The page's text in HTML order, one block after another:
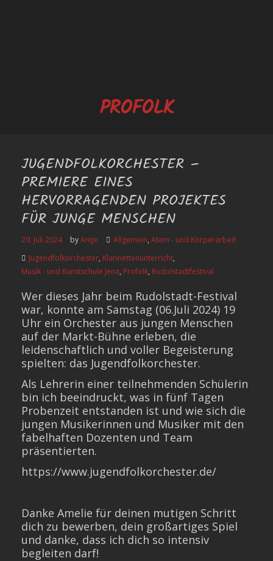
PROFOLK
JUGENDFOLKORCHESTER –
PREMIERE EINES
HERVORRAGENDEN PROJEKTES
FÜR JUNGE MENSCHEN
29. Juli 2024 byAntje Allgemein, Atem - und Körperarbeit
Jugendfolkorchester, Klarinettenunterricht,
Musik - und Kunstschule Jena, Profolk, Rudolstadtfestival
Wer dieses Jahr beim Rudolstadt-Festival
war, konnte am Samstag (06.Juli 2024) 19
Uhr ein Orchester aus jungen Menschen
auf der Markt-Bühne erleben, die
leidenschaftlich und voller Begeisterung
spielten: das Jugendfolkorchester.
Als Lehrerin einer teilnehmenden Schülerin
bin ich beeindruckt, was in fünf Tagen
Probenzeit entstanden ist und wie sich die
jungen Musikerinnen und Musiker mit den
fabelhaften Dozenten und Team
präsentierten.
https://www.jugendfolkorchester.de/
Danke Amelie für deinen mutigen Schritt
dich zu bewerben, dein großartiges Spiel
und danke, dass ich dich so intensiv
begleiten darf!